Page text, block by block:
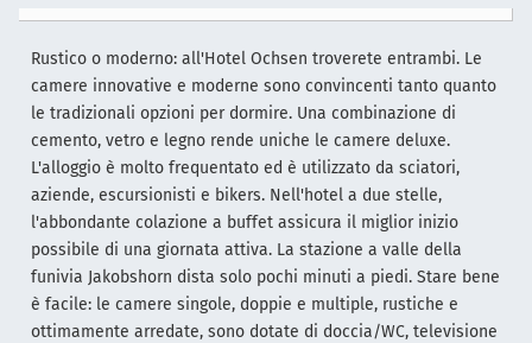
Rustico o moderno: all'Hotel Ochsen troverete entrambi. Le
camere innovative e moderne sono convincenti tanto quanto
le tradizionali opzioni per dormire. Una combinazione di
cemento, vetro e legno rende uniche le camere deluxe.
L'alloggio è molto frequentato ed è utilizzato da sciatori,
aziende, escursionisti e bikers. Nell'hotel a due stelle,
l'abbondante colazione a buffet assicura il miglior inizio
possibile di una giornata attiva. La stazione a valle della
funivia Jakobshorn dista solo pochi minuti a piedi. Stare bene
è facile: le camere singole, doppie e multiple, rustiche e
ottimamente arredate, sono dotate di doccia/WC, televisione